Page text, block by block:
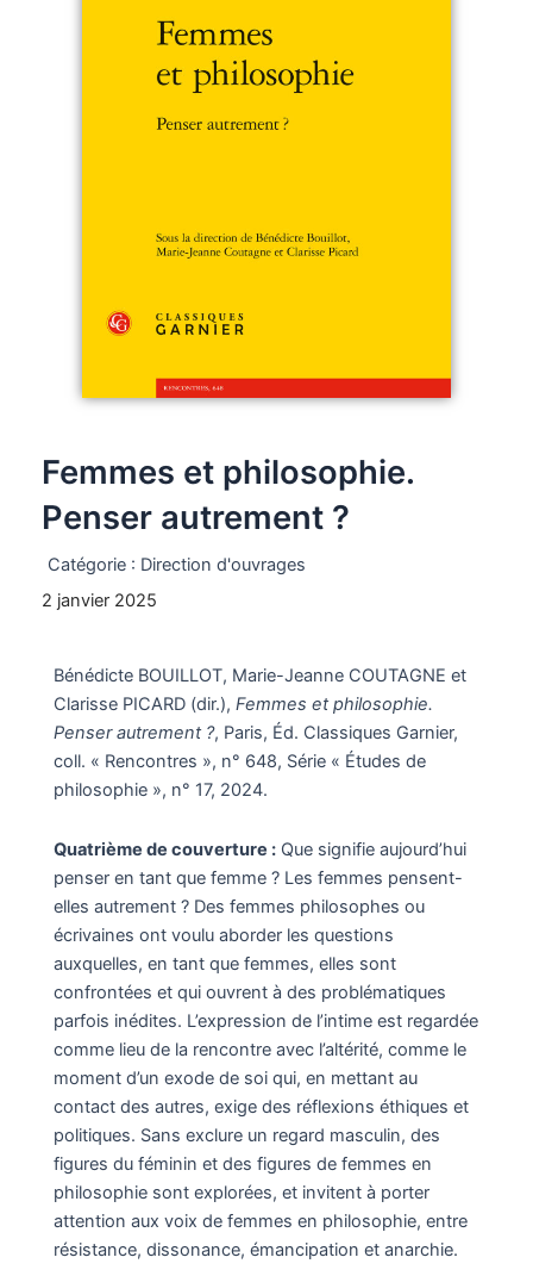
Femmes et philosophie.
Penser autrement ?
Catégorie : Direction d'ouvrages
2 janvier 2025
Bénédicte BOUILLOT, Marie-Jeanne COUTAGNE et
Clarisse PICARD (dir.), Femmes et philosophie.
Penser autrement ?, Paris, Éd. Classiques Garnier,
coll. « Rencontres », n° 648, Série « Études de
philosophie », n° 17, 2024.
Quatrième de couverture :Que signifie aujourd’hui
penser en tant que femme ? Les femmes pensent-
elles autrement ? Des femmes philosophes ou
écrivaines ont voulu aborder les questions
auxquelles, en tant que femmes, elles sont
confrontées et qui ouvrent à des problématiques
parfois inédites. L’expression de l’intime est regardée
comme lieu de la rencontre avec l’altérité, comme le
moment d’un exode de soi qui, en mettant au
contact des autres, exige des réflexions éthiques et
politiques. Sans exclure un regard masculin, des
figures du féminin et des figures de femmes en
philosophie sont explorées, et invitent à porter
attention aux voix de femmes en philosophie, entre
résistance, dissonance, émancipation et anarchie.